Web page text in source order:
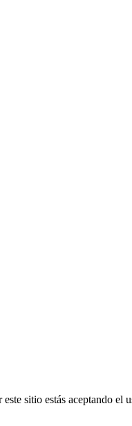
sitio estás aceptando el